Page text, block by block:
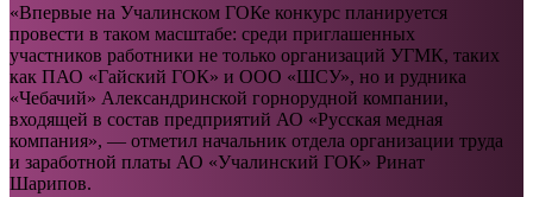
«Впервые на Учалинском ГОКе конкурс планируется
провести в таком масштабе: среди приглашенных
участников работники не только организаций УГМК, таких
как ПАО «Гайский ГОК» и ООО «ШСУ», но и рудника
«Чебачий» Александринской горнорудной компании,
входящей в состав предприятий АО «Русская медная
компания», — отметил начальник отдела организации труда
и заработной платы АО «Учалинский ГОК» Ринат
Шарипов.